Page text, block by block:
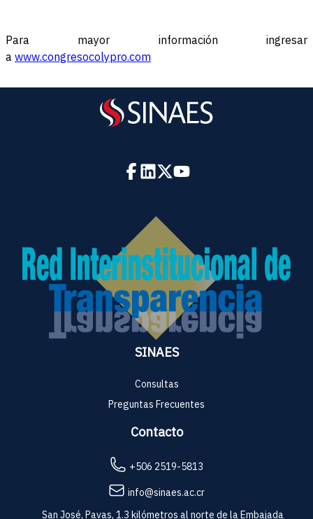
Para mayor información ingresar
a www.congresocolypro.com
SINAES
Consultas
Preguntas Frecuentes
Contacto
+506 2519-5813
info@sinaes.ac.cr
San José, Pavas, 1.3 kilómetros al norte de la Embajada